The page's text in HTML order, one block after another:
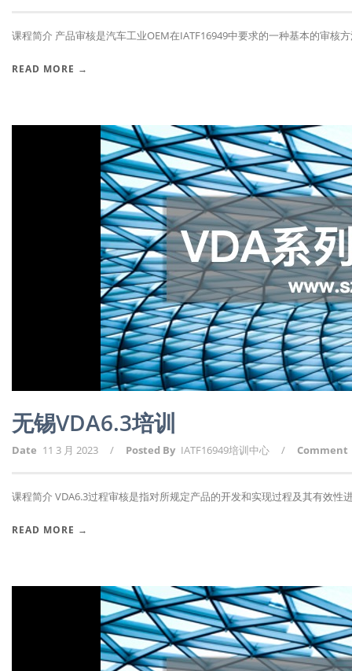
课程简介 产品审核是汽车工业OEM在IATF16949中要求的一种基本的审核方
READ MORE →
无锡VDA6.3培训
Date 11 3 月 2023 / Posted By IATF16949培训中心 / Comment
课程简介 VDA6.3过程审核是指对所规定产品的开发和实现过程及其有效性
READ MORE →